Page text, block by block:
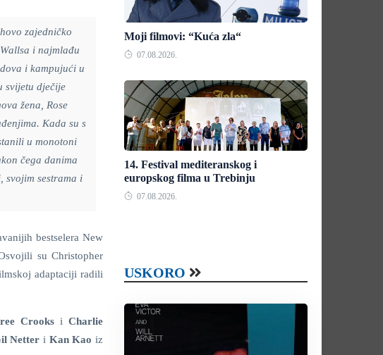
zajedničko
i najmlađu
i kampujući u
svijetu dječije
žena, Rose
Kada su s
u monotoni
čega danima
svojim sestrama i
bestselera New
su Christopher
adaptaciji radili
Crooks i Charlie
Netter i Kan Kao iz
Moji filmovi: “Kuća zla“
07.08.2026.
14. Festival mediteranskog i
europskog filma u Trebinju
07.08.2026.
USKORO